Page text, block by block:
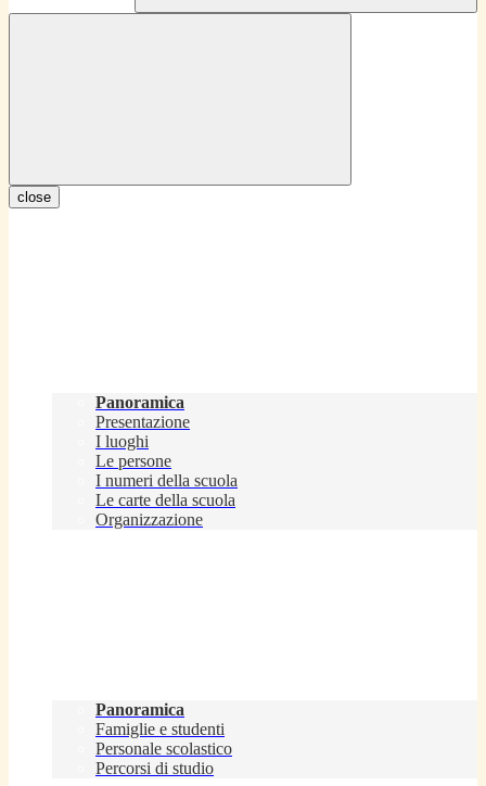
close
Panoramica
Presentazione
I luoghi
Le persone
I numeri della scuola
Le carte della scuola
Organizzazione
Panoramica
Famiglie e studenti
Personale scolastico
Percorsi di studio